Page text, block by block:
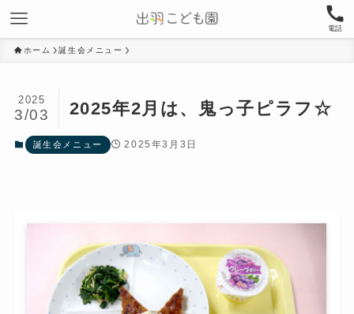
電話
ホーム 誕生会メニュー
2025年2月は、鬼っ子ピラフ☆
2025
3/03
誕生会メニュー 2025年3月3日